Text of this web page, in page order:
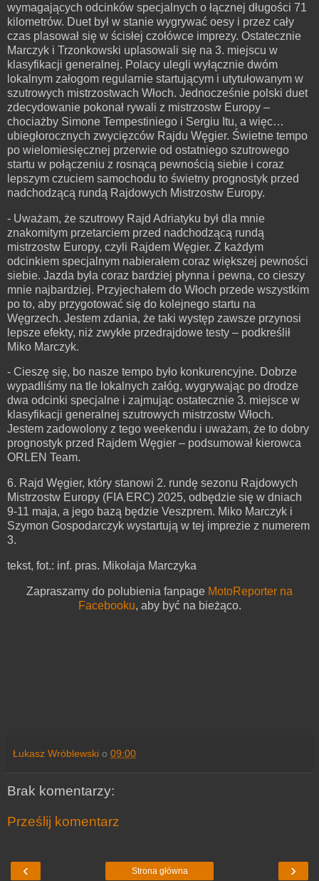
wymagających odcinków specjalnych o łącznej długości 71
kilometrów. Duet był w stanie wygrywać oesy i przez cały
czas plasował się w ścisłej czołówce imprezy. Ostatecznie
Marczyk i Trzonkowski uplasowali się na 3. miejscu w
klasyfikacji generalnej. Polacy ulegli wyłącznie dwóm
lokalnym załogom regularnie startującym i utytułowanym w
szutrowych mistrzostwach Włoch. Jednocześnie polski duet
zdecydowanie pokonał rywali z mistrzostw Europy –
chociażby Simone Tempestiniego i Sergiu Itu, a więc…
ubiegłorocznych zwycięzców Rajdu Węgier. Świetne tempo
po wielomiesięcznej przerwie od ostatniego szutrowego
startu w połączeniu z rosnącą pewnością siebie i coraz
lepszym czuciem samochodu to świetny prognostyk przed
nadchodzącą rundą Rajdowych Mistrzostw Europy.
- Uważam, że szutrowy Rajd Adriatyku był dla mnie
znakomitym przetarciem przed nadchodzącą rundą
mistrzostw Europy, czyli Rajdem Węgier. Z każdym
odcinkiem specjalnym nabierałem coraz większej pewności
siebie. Jazda była coraz bardziej płynna i pewna, co cieszy
mnie najbardziej. Przyjechałem do Włoch przede wszystkim
po to, aby przygotować się do kolejnego startu na
Węgrzech. Jestem zdania, że taki występ zawsze przynosi
lepsze efekty, niż zwykłe przedrajdowe testy – podkreślił
Miko Marczyk.
- Cieszę się, bo nasze tempo było konkurencyjne. Dobrze
wypadliśmy na tle lokalnych załóg, wygrywając po drodze
dwa odcinki specjalne i zajmując ostatecznie 3. miejsce w
klasyfikacji generalnej szutrowych mistrzostw Włoch.
Jestem zadowolony z tego weekendu i uważam, że to dobry
prognostyk przed Rajdem Węgier – podsumował kierowca
ORLEN Team.
6. Rajd Węgier, który stanowi 2. rundę sezonu Rajdowych
Mistrzostw Europy (FIA ERC) 2025, odbędzie się w dniach
9-11 maja, a jego bazą będzie Veszprem. Miko Marczyk i
Szymon Gospodarczyk wystartują w tej imprezie z numerem
3.
tekst, fot.: inf. pras. Mikołaja Marczyka
Zapraszamy do polubienia fanpage MotoReporter na
Facebooku, aby być na bieżąco.
Łukasz Wróblewski o 09:00
Brak komentarzy:
Prześlij komentarz
‹ ›
Strona główna